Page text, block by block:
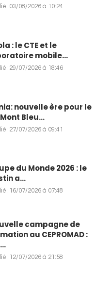
03/08/2026 à 10:24
: le CTE et le
mobile...
29/07/2026 à 18:46
nouvelle ère pour le
Bleu...
27/07/2026 à 09:41
du Monde 2026 : le
a...
16/07/2026 à 07:48
campagne de
au CEPROMAD :
12/07/2026 à 21:58